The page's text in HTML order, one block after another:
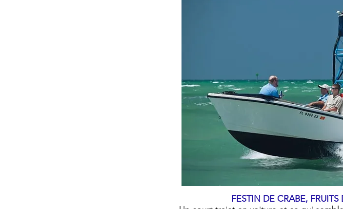
FESTIN DE CRABE,